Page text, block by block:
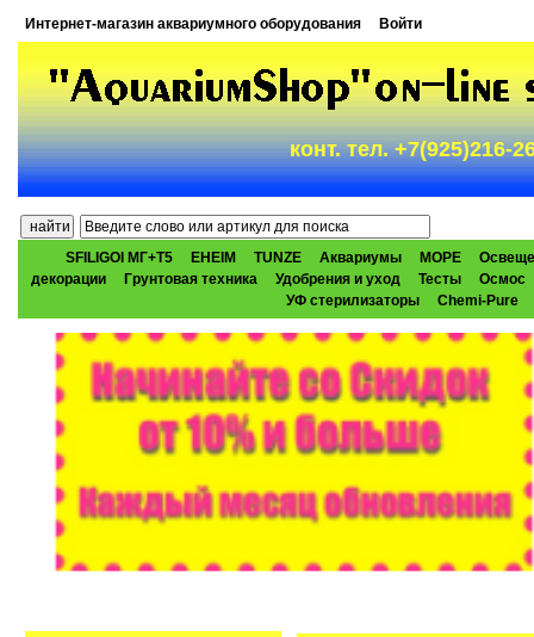
Интернет-магазин аквариумного оборудования Войти
конт. тел. +7(925)216-
SFILIGOI МГ+Т5 EHEIM TUNZE Аквариумы МОРЕ
декорации
Грунтовая техника Удобрения и уход Тесты
Осмос
УФ стерилизаторы
Chemi-Pure